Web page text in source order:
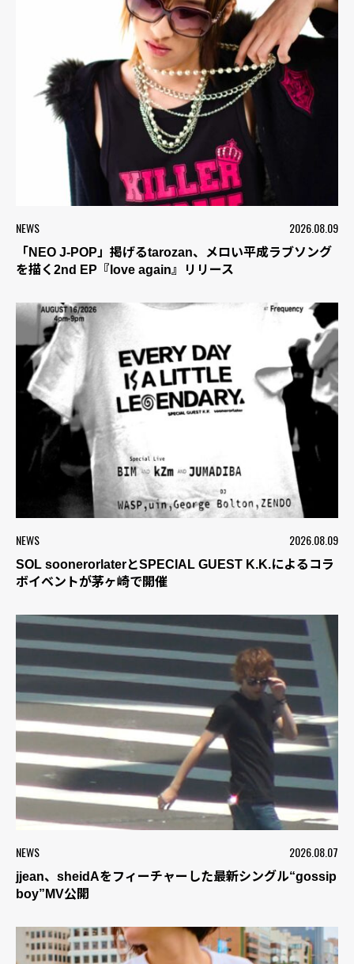
NEWS 2026.08.09
「NEO J-POP」掲げるtarozan、メロい平成ラブソング
を描く2nd EP『love again』リリース
NEWS 2026.08.09
SOL soonerorlaterとSPECIAL GUEST K.K.によるコラ
ボイベントが茅ヶ崎で開催
NEWS 2026.08.07
jjean、sheidAをフィーチャーした最新シングル“gossip
boy”MV公開